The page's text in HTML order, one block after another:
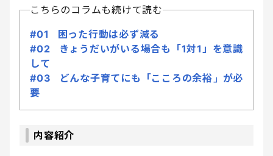
こちらのコラムも続けて読む
#01 困った行動は必ず減る
#02 きょうだいがいる場合も「1対1」を意識
して
#03 どんな子育てにも「こころの余裕」が必
要
内容紹介